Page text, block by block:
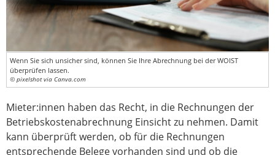
Wenn Sie sich unsicher sind, können Sie Ihre Abrechnung bei der WOIST
überprüfen lassen.
© pixelshot via Canva.com
Mieter:innen haben das Recht, in die Rechnungen der
Betriebskostenabrechnung Einsicht zu nehmen. Damit
kann überprüft werden, ob für die Rechnungen
entsprechende Belege vorhanden sind und ob die